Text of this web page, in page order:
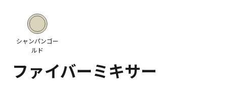
シャンパンゴー
ルド
ファイバーミキサー